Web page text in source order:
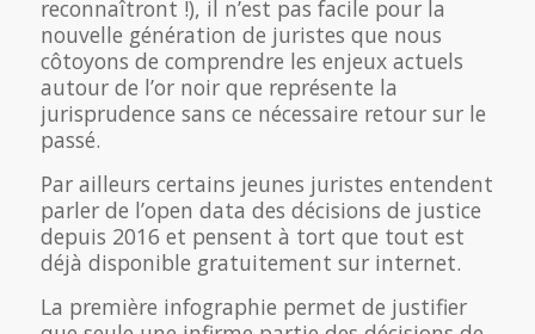
reconnaîtront !), il n’est pas facile pour la
nouvelle génération de juristes que nous
côtoyons de comprendre les enjeux actuels
autour de l’or noir que représente la
jurisprudence sans ce nécessaire retour sur le
passé.
Par ailleurs certains jeunes juristes entendent
parler de l’open data des décisions de justice
depuis 2016 et pensent à tort que tout est
déjà disponible gratuitement sur internet.
La première infographie permet de justifier